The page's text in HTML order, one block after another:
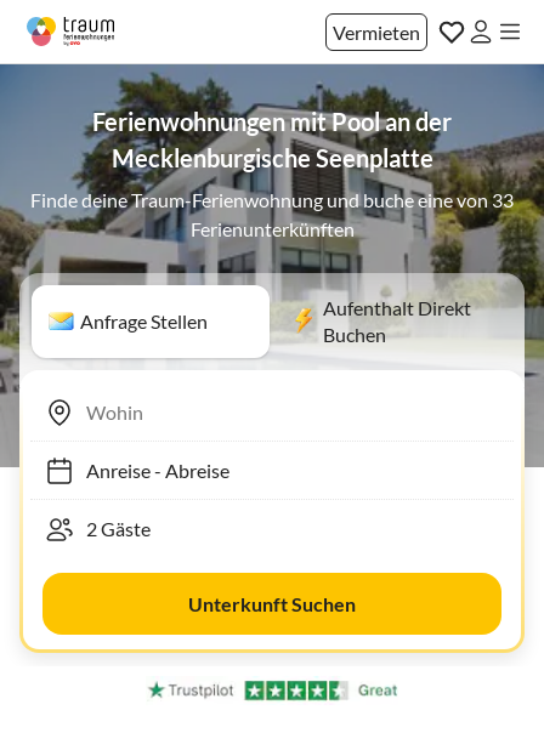
Vermieten
Ferienwohnungen mit Pool an der
Mecklenburgische Seenplatte
Finde deine Traum-Ferienwohnung und buche eine von 33
Ferienunterkünften
Anfrage Stellen
Aufenthalt Direkt
Buchen
Anreise- Abreise
Unterkunft Suchen